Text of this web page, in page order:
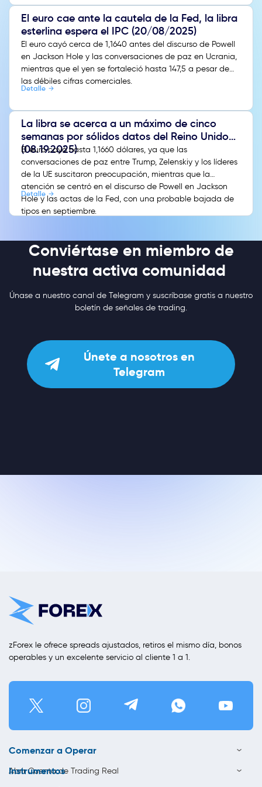
El euro cae ante la cautela de la Fed, la libra
esterlina espera el IPC (20/08/2025)
El euro cayó cerca de 1,1640 antes del discurso de Powell
en Jackson Hole y las conversaciones de paz en Ucrania,
mientras que el yen se fortaleció hasta 147,5 a pesar de
las débiles cifras comerciales.
Detalle
La libra se acerca a un máximo de cinco
semanas por sólidos datos del Reino Unido
(08.19.2025)
El euro cayó hasta 1,1660 dólares, ya que las
conversaciones de paz entre Trump, Zelenskiy y los líderes
de la UE suscitaron preocupación, mientras que la
atención se centró en el discurso de Powell en Jackson
Hole y las actas de la Fed, con una probable bajada de
tipos en septiembre.
Detalle
Conviértase en miembro de
nuestra activa comunidad
Únase a nuestro canal de Telegram y suscríbase gratis a nuestro
boletín de señales de trading.
Únete a nosotros en
Telegram
zForex le ofrece spreads ajustados, retiros el mismo día, bonos
operables y un excelente servicio al cliente 1 a 1.
Comenzar a Operar
Abrir Cuenta de Trading Real
Instrumentos